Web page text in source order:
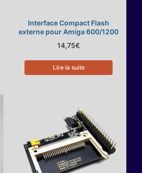
Interface Compact Flash
externe pour Amiga 600/1200
14,75€
Lire la suite